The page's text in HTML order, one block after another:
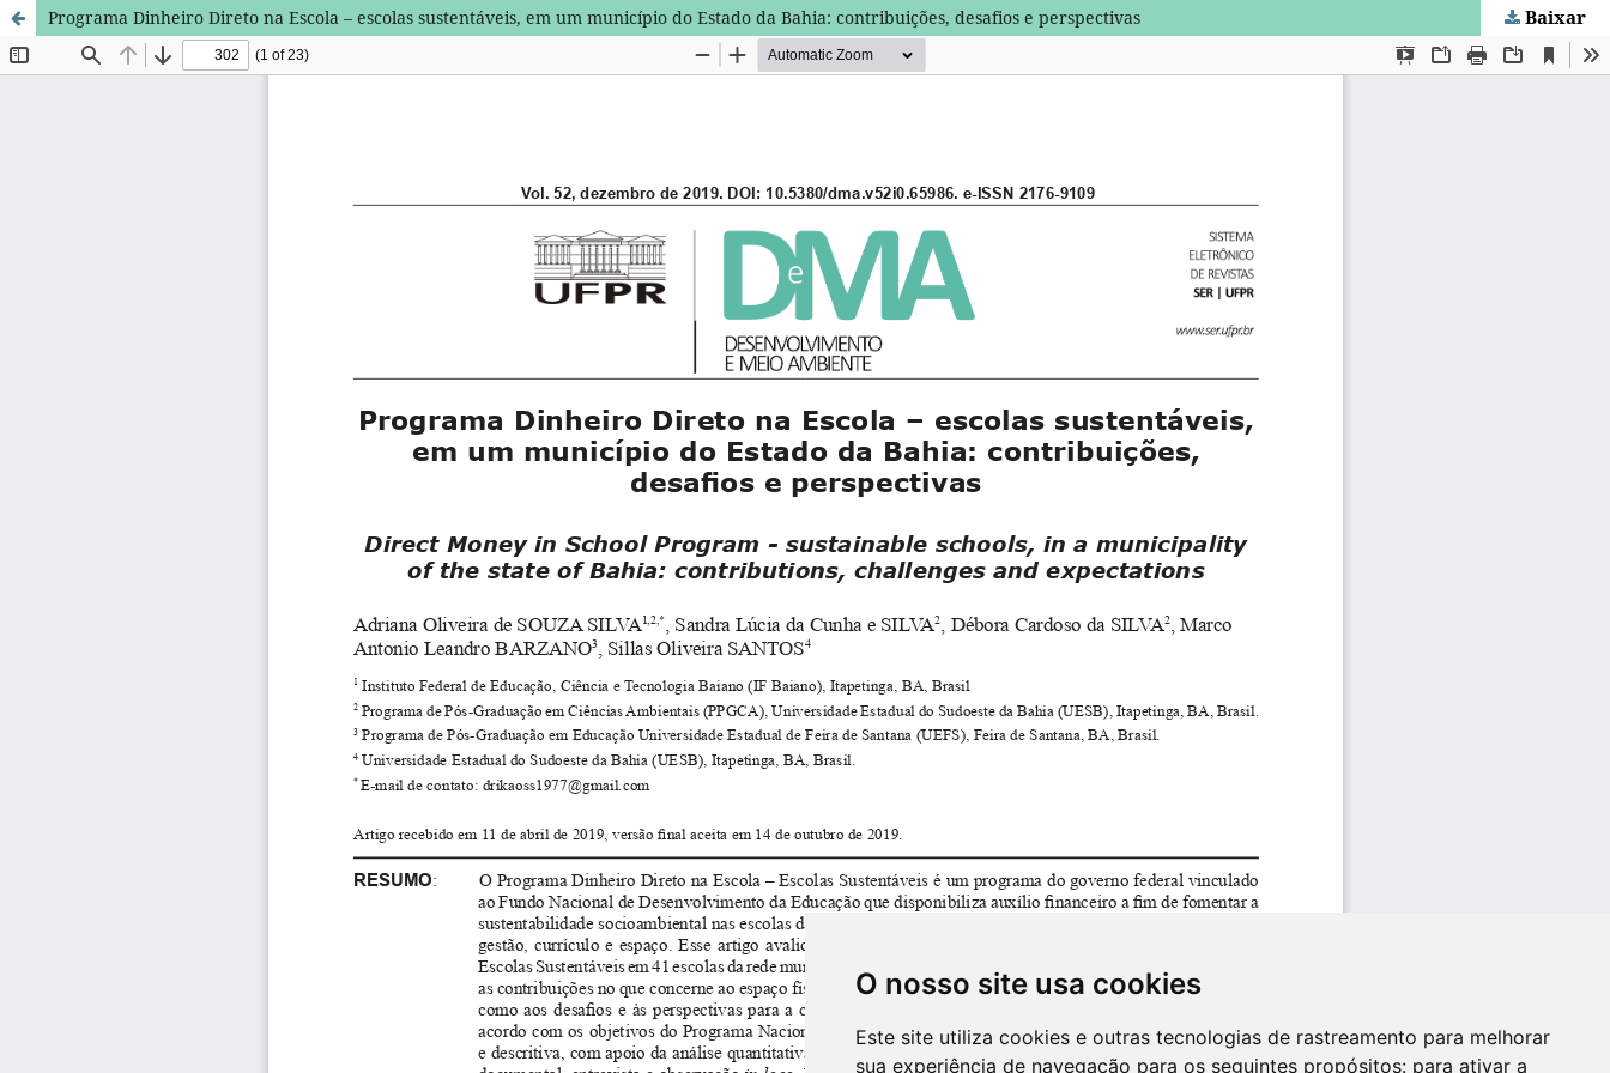
O nosso site usa cookies
Este site utiliza cookies e outras tecnologias de rastreamento para melhorar
sua experiência de navegação para os seguintes propósitos: para ativar a
Programa Dinheiro Direto na Escola – escolas sustentáveis, em um município do Estado da Bahia: contribuições, desafios e perspectivas Baixar